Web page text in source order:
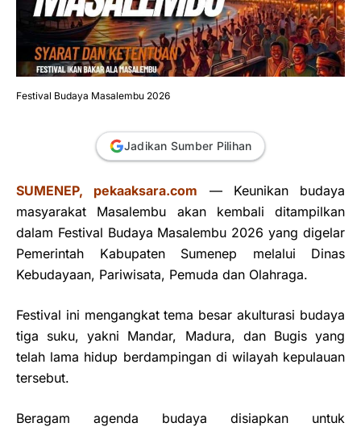
Festival Budaya Masalembu 2026
Jadikan Sumber Pilihan
SUMENEP, pekaaksara.com — Keunikan budaya
masyarakat Masalembu akan kembali ditampilkan
dalam Festival Budaya Masalembu 2026 yang digelar
Pemerintah Kabupaten Sumenep melalui Dinas
Kebudayaan, Pariwisata, Pemuda dan Olahraga.
Festival ini mengangkat tema besar akulturasi budaya
tiga suku, yakni Mandar, Madura, dan Bugis yang
telah lama hidup berdampingan di wilayah kepulauan
tersebut.
Beragam agenda budaya disiapkan untuk